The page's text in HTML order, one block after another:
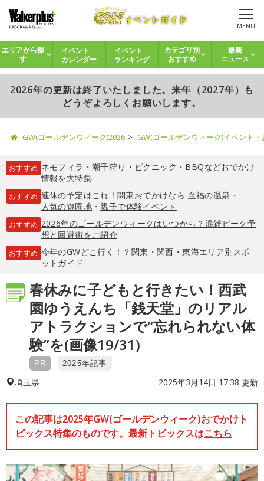
MENU
エリアから探
す
イベント
カレンダー
イベント
ランキング
カテゴリ別
おすすめ
最新
ニュース
2026年の更新は終了いたしました。来年（2027年）も
どうぞよろしくお願いします。
GW(ゴールデンウィーク)2026 GW(ゴールデンウィーク)イベント
おすすめ ネモフィラ ・ 潮干狩り ・ ピクニック ・ BBQなどおでかけ
情報を大特集
おすすめ 連休の予定はこれ！関東おでかけなら 至福の温泉 ・
人気の遊園地・親子で体験イベント
おすすめ 2026年のゴールデンウィークはいつから？混雑ピーク予
想と回避術をご紹介
おすすめ 今年のGWどこ行く！？関東・関西・東海エリア別スポ
ットガイド
春休みに子どもと行きたい！西武
園ゆうえんち「銭天堂」のリアル
アトラクションで“忘れられない体
験”を(画像19/31)
PR 2025年記事
埼玉県 2025年3月14日 17:38 更新
この記事は2025年GW(ゴールデンウィーク)おでかけト
ピックス特集のものです。最新トピックスはこちら